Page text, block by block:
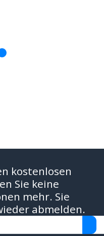
kostenlosen
Sie keine
mehr. Sie
abmelden.